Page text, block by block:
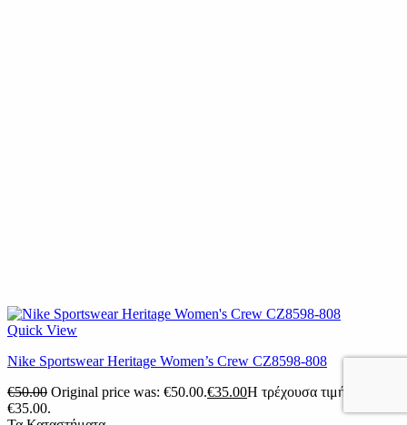
Quick View
Nike Sportswear Heritage Women’s Crew CZ8598-808
€50.00 Original price was: €50.00.€35.00Η τρέχουσα τιμή είναι:
€35.00.